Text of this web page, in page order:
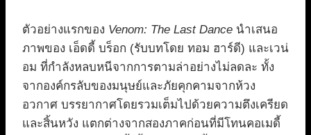
ตัวอย่างแรกของ Venom: The Last Dance นำเสนอ
ภาพของ เอ็ดดี้ บร็อก (รับบทโดย ทอม ฮาร์ดี) และเวน่
อม ที่กำลังหลบหนีจากการตามล่าอย่างไม่ลดละ ทั้ง
จากองค์กรลับของมนุษย์และภัยคุกคามจากห้วง
อวกาศ บรรยากาศโดยรวมเต็มไปด้วยความตึงเครียด
และสิ้นหวัง แตกต่างจากสองภาคก่อนที่มีโทนคอเมดี้